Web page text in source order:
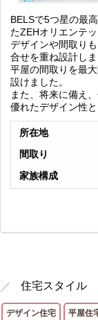
BELSで5つ星の最
たZEHオリエンテ
デザインや間取り
合せを重ね設計しま
平屋の間取りを最
設けました。
また、将来に備え
優れたデザイン性
所在地
間取り
家族構成
住宅スタイル
デザイン住宅 平屋住